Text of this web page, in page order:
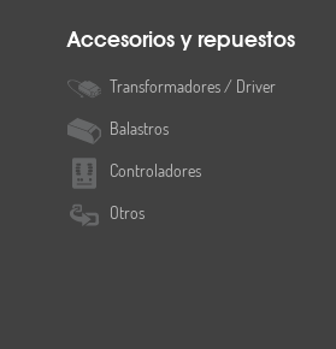
Accesorios y repuestos
Transformadores / Driver
Balastros
Controladores
Otros